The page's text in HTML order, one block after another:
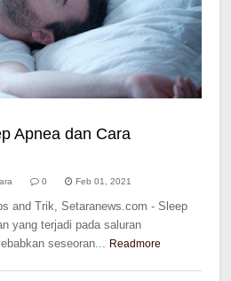
Apnea dan Cara
0 Feb 01, 2021
and Trik, Setaranews.com - Sleep
yang terjadi pada saluran
seseoran... Readmore